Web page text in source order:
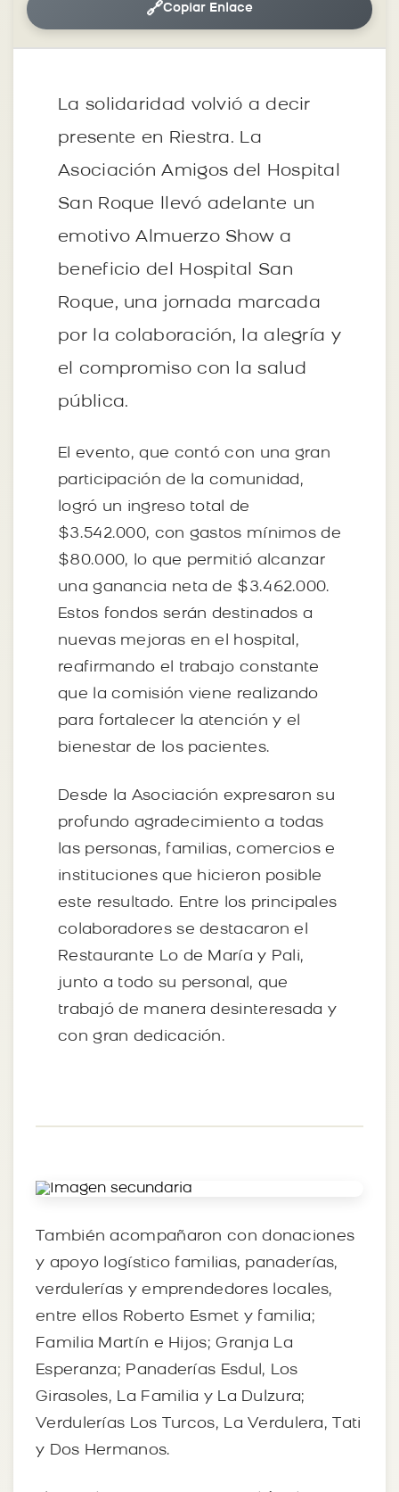
🔗Copiar Enlace
La solidaridad volvió a decir
presente en Riestra. La
Asociación Amigos del Hospital
San Roque llevó adelante un
emotivo Almuerzo Show a
beneficio del Hospital San
Roque, una jornada marcada
por la colaboración, la alegría y
el compromiso con la salud
pública.
El evento, que contó con una gran
participación de la comunidad,
logró un ingreso total de
$3.542.000, con gastos mínimos de
$80.000, lo que permitió alcanzar
una ganancia neta de $3.462.000.
Estos fondos serán destinados a
nuevas mejoras en el hospital,
reafirmando el trabajo constante
que la comisión viene realizando
para fortalecer la atención y el
bienestar de los pacientes.
Desde la Asociación expresaron su
profundo agradecimiento a todas
las personas, familias, comercios e
instituciones que hicieron posible
este resultado. Entre los principales
colaboradores se destacaron el
Restaurante Lo de María y Pali,
junto a todo su personal, que
trabajó de manera desinteresada y
con gran dedicación.
También acompañaron con donaciones
y apoyo logístico familias, panaderías,
verdulerías y emprendedores locales,
entre ellos Roberto Esmet y familia;
Familia Martín e Hijos; Granja La
Esperanza; Panaderías Esdul, Los
Girasoles, La Familia y La Dulzura;
Verdulerías Los Turcos, La Verdulera, Tati
y Dos Hermanos.